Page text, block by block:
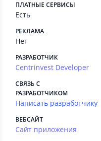
ПЛАТНЫЕ СЕРВИСЫ
Есть
РЕКЛАМА
Нет
РАЗРАБОТЧИК
Centrinvest Developer
СВЯЗЬ С
РАЗРАБОТЧИКОМ
Написать разработчику
ВЕБСАЙТ
Сайт приложения